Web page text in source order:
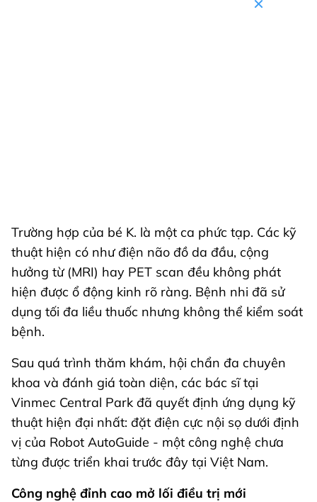
Trường hợp của bé K. là một ca phức tạp. Các kỹ
thuật hiện có như điện não đồ da đầu, cộng
hưởng từ (MRI) hay PET scan đều không phát
hiện được ổ động kinh rõ ràng. Bệnh nhi đã sử
dụng tối đa liều thuốc nhưng không thể kiểm soát
bệnh.
Sau quá trình thăm khám, hội chẩn đa chuyên
khoa và đánh giá toàn diện, các bác sĩ tại
Vinmec Central Park đã quyết định ứng dụng kỹ
thuật hiện đại nhất: đặt điện cực nội sọ dưới định
vị của Robot AutoGuide - một công nghệ chưa
từng được triển khai trước đây tại Việt Nam.
Công nghệ đỉnh cao mở lối điều trị mới